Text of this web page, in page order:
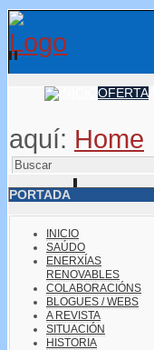
OFERTA
aquí: Home
PORTADA
INICIO
SAÚDO
ENERXÍAS
RENOVABLES
COLABORACIÓNS
BLOGUES / WEBS
A REVISTA
SITUACIÓN
HISTORIA